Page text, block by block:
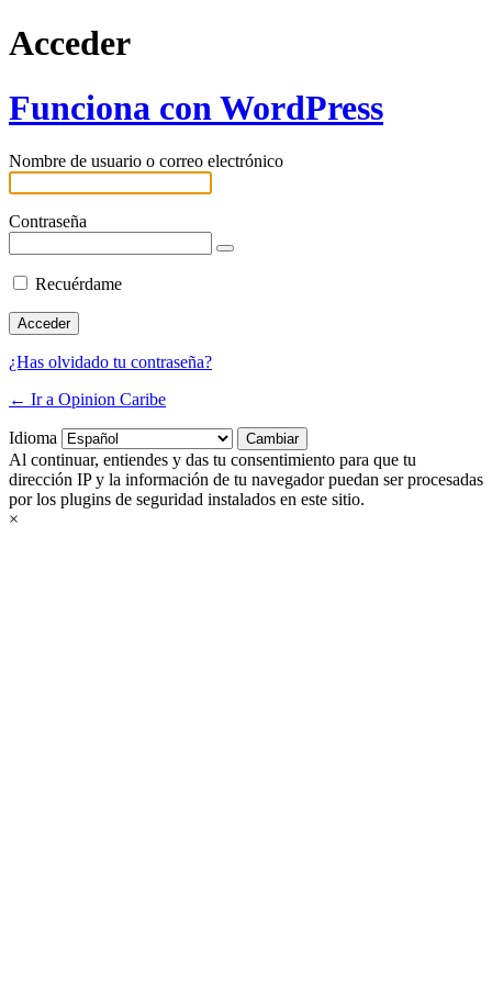
Acceder
Funciona con WordPress
Nombre de usuario o correo electrónico
Contraseña
Recuérdame
¿Has olvidado tu contraseña?
← Ir a Opinion Caribe
Idioma
Al continuar, entiendes y das tu consentimiento para que tu
dirección IP y la información de tu navegador puedan ser procesadas
por los plugins de seguridad instalados en este sitio.
×